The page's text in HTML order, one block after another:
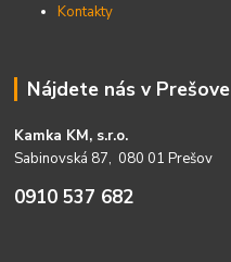
Kontakty
Nájdete nás v Prešove
Kamka KM, s.r.o.
Sabinovská 87, 080 01 Prešov
0910 537 682